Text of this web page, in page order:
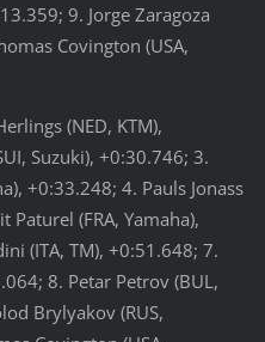
9. Jorge Zaragoza
Covington (USA,
(NED, KTM),
Suzuki), +0:30.746; 3.
+0:33.248; 4. Pauls Jonass
Paturel (FRA, Yamaha),
(ITA, TM), +0:51.648; 7.
8. Petar Petrov (BUL,
Brylyakov (RUS,